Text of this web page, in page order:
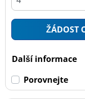
Zemědělská
Dojezdové
Dojezdové (2)
Ne
ŽÁDOST
Další informace
Porovnejte